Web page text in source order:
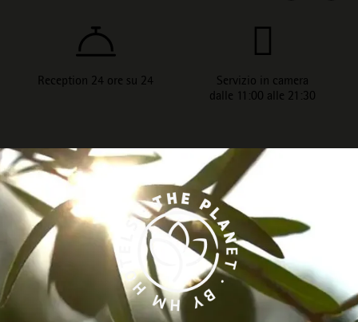
Reception 24 ore su 24
Servizio in camera
dalle 11:00 alle 21:30